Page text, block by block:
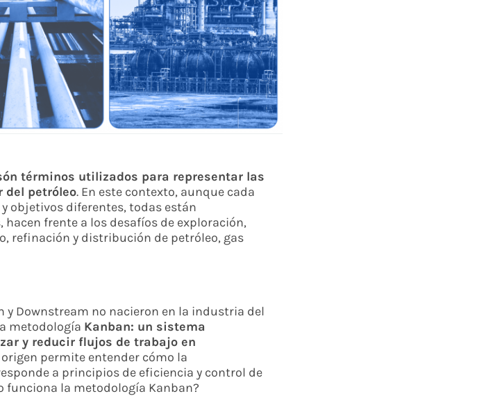
términos utilizados para representar las
del petróleo. En este contexto, aunque cada
objetivos diferentes, todas están
frente a los desafíos de exploración,
refinación y distribución de petróleo, gas
y Downstream no nacieron en la industria del
metodología Kanban: un sistema
y reducir flujos de trabajo en
permite entender cómo la
a principios de eficiencia y control de
funciona la metodología Kanban?